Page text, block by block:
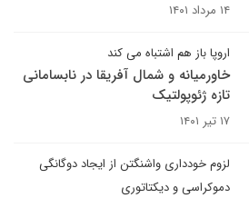
۱۴ مرداد ۱۴۰۱
اروپا باز هم اشتباه می کند
خاورمیانه و شمال آفریقا در نابسامانی
تازه ژئوپولتیک
۱۷ تیر ۱۴۰۱
لزوم خودداری واشنگتن از ایجاد دوگانگی
دموکراسی و دیکتاتوری